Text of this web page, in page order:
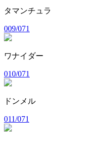
タマンチュラ
009/071
ワナイダー
010/071
ドンメル
011/071